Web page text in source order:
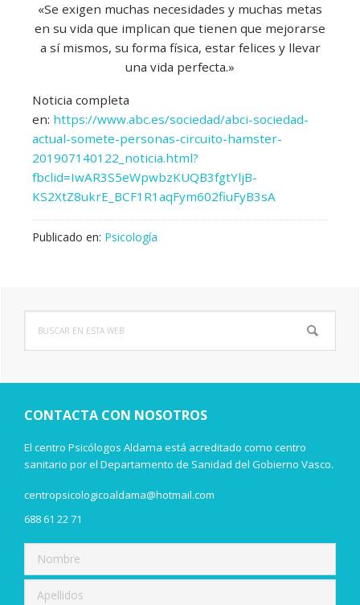
«Se exigen muchas necesidades y muchas metas
en su vida que implican que tienen que mejorarse
a sí mismos, su forma física, estar felices y llevar
una vida perfecta.»
Noticia completa
en: https://www.abc.es/sociedad/abci-sociedad-
actual-somete-personas-circuito-hamster-
201907140122_noticia.html?
fbclid=IwAR3S5eWpwbzKUQB3fgtYljB-
KS2XtZ8ukrE_BCF1R1aqFym602fiuFyB3sA
Publicado en: Psicología
Barra
lateral
principal
esta
CONTACTA CON NOSOTROS
El centro Psicólogos Aldama está acreditado como centro
sanitario por el Departamento de Sanidad del Gobierno Vasco.
centropsicologicoaldama@hotmail.com
688 61 22 71